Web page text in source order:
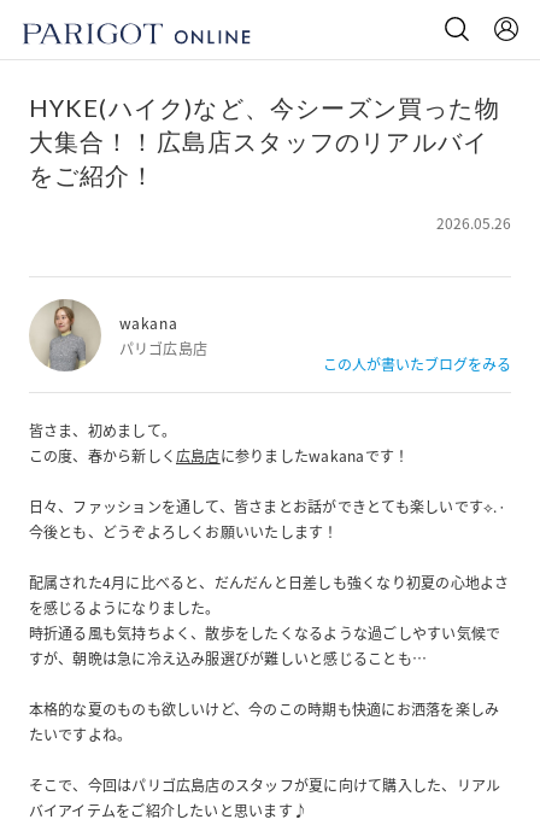
HYKE(ハイク)など、今シーズン買った物
大集合！！広島店スタッフのリアルバイ
をご紹介！
2026.05.26
wakana
パリゴ広島店
この人が書いたブログをみる
皆さま、初めまして。
この度、春から新しく 広島店に参りましたwakanaです！
日々、ファッションを通して、皆さまとお話ができとても楽しいです⟡.·
今後とも、どうぞよろしくお願いいたします！
配属された4月に比べると、だんだんと日差しも強くなり初夏の心地よさ
を感じるようになりました。
時折通る風も気持ちよく、散歩をしたくなるような過ごしやすい気候で
すが、朝晩は急に冷え込み服選びが難しいと感じることも…
本格的な夏のものも欲しいけど、今のこの時期も快適にお洒落を楽しみ
たいですよね。
そこで、今回はパリゴ広島店のスタッフが夏に向けて購入した、リアル
バイアイテムをご紹介したいと思います♪